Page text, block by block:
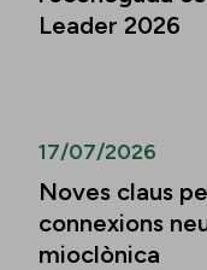
Leader 2026
17/07/2026
Noves claus
connexions
mioclònica